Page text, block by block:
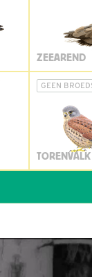
ZEEAREND
GEEN
TORENVALK